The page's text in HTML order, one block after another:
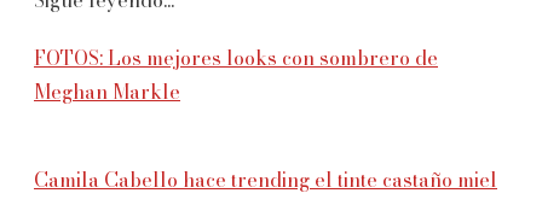
FOTOS: Los mejores looks con sombrero de
Meghan Markle
Camila Cabello hace trending el tinte castaño miel